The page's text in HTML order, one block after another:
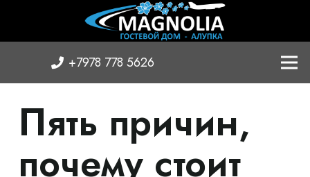
+7978 778 5626
Пять причин,
почему стоит